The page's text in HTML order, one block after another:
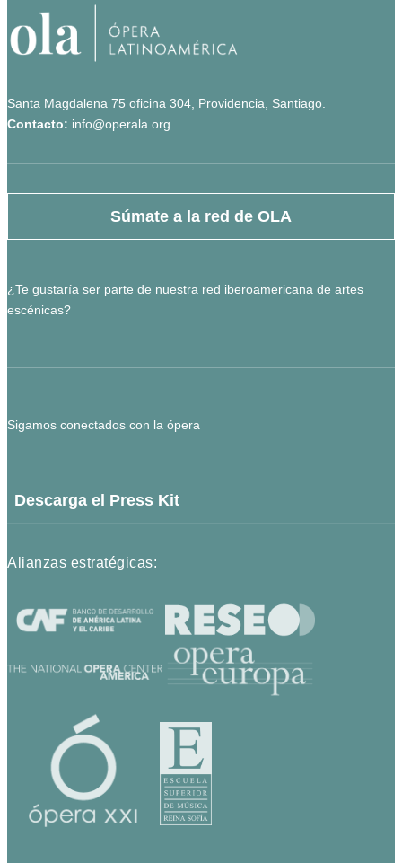
Santa Magdalena 75 oficina 304, Providencia, Santiago.
Contacto: info@operala.org
Súmate a la red de OLA
¿Te gustaría ser parte de nuestra red iberoamericana de artes
escénicas?
Sigamos conectados con la ópera
Descarga el Press Kit
Alianzas estratégicas: